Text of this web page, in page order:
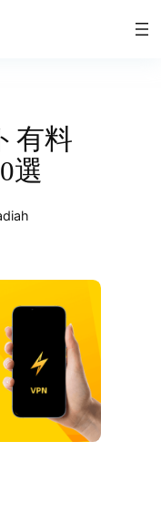
有料
選